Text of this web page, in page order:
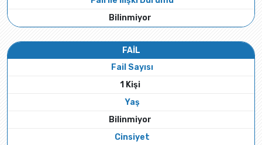
Bilinmiyor
FAİL
Fail Sayısı
1 Kişi
Yaş
Bilinmiyor
Cinsiyet